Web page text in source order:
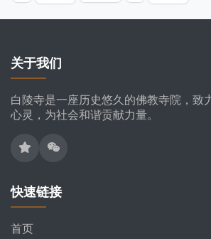
关于我们
白陵寺是一座历史悠久的佛教寺院，致
心灵，为社会和谐贡献力量。
快速链接
首页